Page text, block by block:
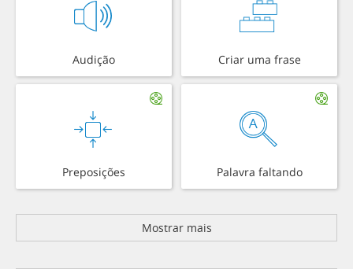
Audição Criar uma frase
Preposições Palavra faltando
Mostrar mais